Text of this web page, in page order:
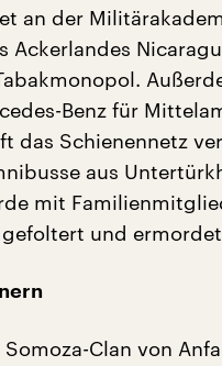
an der
Ackerlandes
Benz für
das Schienennetz
aus
mit
und
Clan von